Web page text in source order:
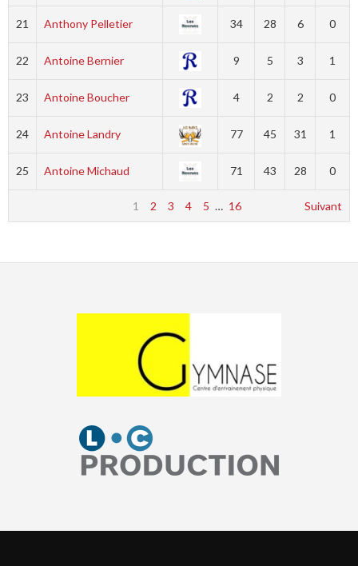
21 Anthony Pelletier 34 28 6 0
22 Antoine Bernier 9 5 3 1
23 Antoine Boucher 4 2 2 0
24 Antoine Landry 77 45 31 1
25 Antoine Michaud 71 43 28 0
1 2 3 4 5 … 16 Suivant